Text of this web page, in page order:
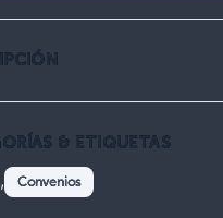
& ETIQUETAS
, Convenios